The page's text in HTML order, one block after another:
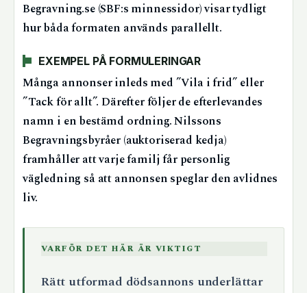
Begravning.se (SBF:s minnessidor) visar tydligt
hur båda formaten används parallellt.
EXEMPEL PÅ FORMULERINGAR
Många annonser inleds med ”Vila i frid” eller
”Tack för allt”. Därefter följer de efterlevandes
namn i en bestämd ordning. Nilssons
Begravningsbyråer (auktoriserad kedja)
framhåller att varje familj får personlig
vägledning så att annonsen speglar den avlidnes
liv.
VARFÖR DET HÄR ÄR VIKTIGT
Rätt utformad dödsannons underlättar